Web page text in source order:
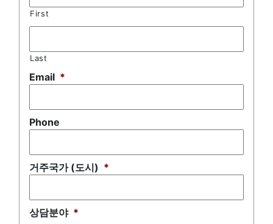
First
Last
Email *
Phone
거주국가 (도시) *
상담분야 *